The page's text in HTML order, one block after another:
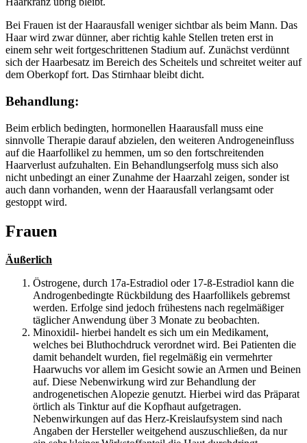
Bei Frauen ist der Haarausfall weniger sichtbar als beim Mann. Das
Haar wird zwar dünner, aber richtig kahle Stellen treten erst in
einem sehr weit fortgeschrittenen Stadium auf. Zunächst verdünnt
sich der Haarbesatz im Bereich des Scheitels und schreitet weiter auf
dem Oberkopf fort. Das Stirnhaar bleibt dicht.
Behandlung:
Beim erblich bedingten, hormonellen Haarausfall muss eine
sinnvolle Therapie darauf abzielen, den weiteren Androgeneinfluss
auf die Haarfollikel zu hemmen, um so den fortschreitenden
Haarverlust aufzuhalten. Ein Behandlungserfolg muss sich also
nicht unbedingt an einer Zunahme der Haarzahl zeigen, sonder ist
auch dann vorhanden, wenn der Haarausfall verlangsamt oder
gestoppt wird.
Frauen
Äußerlich
Östrogene, durch 17a-Estradiol oder 17-ß-Estradiol kann die
Androgenbedingte Rückbildung des Haarfollikels gebremst
werden. Erfolge sind jedoch frühestens nach regelmäßiger
täglicher Anwendung über 3 Monate zu beobachten.
Minoxidil- hierbei handelt es sich um ein Medikament,
welches bei Bluthochdruck verordnet wird. Bei Patienten die
damit behandelt wurden, fiel regelmäßig ein vermehrter
Haarwuchs vor allem im Gesicht sowie an Armen und Beinen
auf. Diese Nebenwirkung wird zur Behandlung der
androgenetischen Alopezie genutzt. Hierbei wird das Präparat
örtlich als Tinktur auf die Kopfhaut aufgetragen.
Nebenwirkungen auf das Herz-Kreislaufsystem sind nach
Angaben der Hersteller weitgehend auszuschließen, da nur